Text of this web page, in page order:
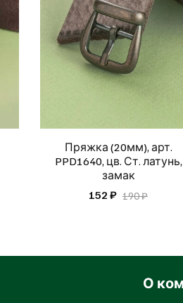
Пряжка (20мм), арт.
PPD1640, цв. Ст. латунь,
замак
152 ₽ 190 ₽
О